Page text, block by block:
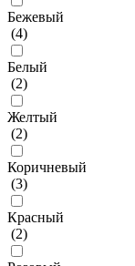
Бежевый
(4)
Белый
(2)
Желтый
(2)
Коричневый
(3)
Красный
(2)